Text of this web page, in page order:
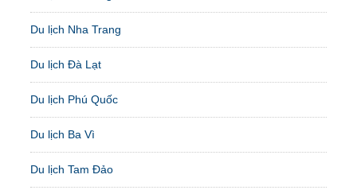
Du lịch Nha Trang
Du lịch Đà Lạt
Du lịch Phú Quốc
Du lịch Ba Vì
Du lịch Tam Đảo